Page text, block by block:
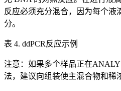
反应必须充分混合，因为每个液
分。
表 4. ddPCR反应示例
注意：如果多个样品正在
法，建议向组装使主混合物和稀